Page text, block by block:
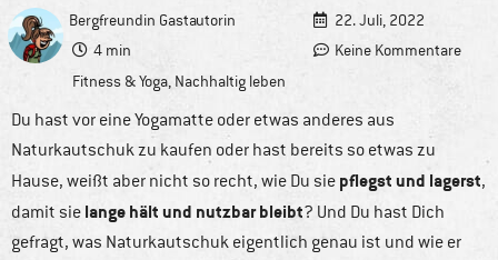
Bergfreundin Gastautorin
22. Juli, 2022
4 min
Keine Kommentare
Fitness & Yoga, Nachhaltig leben
Du hast vor eine Yogamatte oder etwas anderes aus
Naturkautschuk zu kaufen oder hast bereits so etwas zu
Hause, weißt aber nicht so recht, wie Du sie pflegst und lagerst,
damit sie lange hält und nutzbar bleibt? Und Du hast Dich
gefragt, was Naturkautschuk eigentlich genau ist und wie er